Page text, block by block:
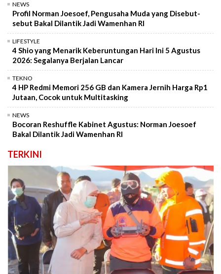
NEWS
Profil Norman Joesoef, Pengusaha Muda yang Disebut-
sebut Bakal Dilantik Jadi Wamenhan RI
LIFESTYLE
4 Shio yang Menarik Keberuntungan Hari Ini 5 Agustus
2026: Segalanya Berjalan Lancar
TEKNO
4 HP Redmi Memori 256 GB dan Kamera Jernih Harga Rp1
Jutaan, Cocok untuk Multitasking
NEWS
Bocoran Reshuffle Kabinet Agustus: Norman Joesoef
Bakal Dilantik Jadi Wamenhan RI
TERKINI